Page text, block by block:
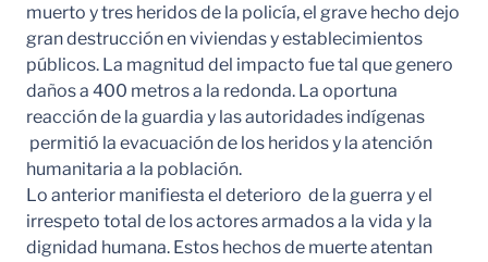
muerto y tres heridos de la policía, el grave hecho dejo
gran destrucción en viviendas y establecimientos
públicos. La magnitud del impacto fue tal que genero
daños a 400 metros a la redonda. La oportuna
reacción de la guardia y las autoridades indígenas
permitió la evacuación de los heridos y la atención
humanitaria a la población.
Lo anterior manifiesta el deterioro de la guerra y el
irrespeto total de los actores armados a la vida y la
dignidad humana. Estos hechos de muerte atentan